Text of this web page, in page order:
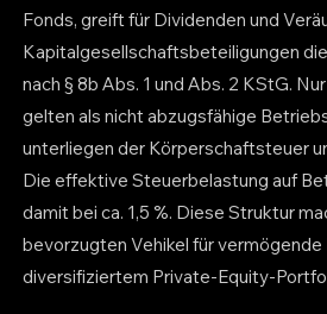
Fonds, greift für Dividenden und
Kapitalgesellschaftsbeteiligungen
nach § 8b Abs. 1 und Abs. 2 KStG.
gelten als nicht abzugsfähige
unterliegen der Körperschaftsteuer
Die effektive Steuerbelastung auf
damit bei ca. 1,5 %. Diese Struktur
bevorzugten Vehikel für
diversifiziertem Private-Equity-